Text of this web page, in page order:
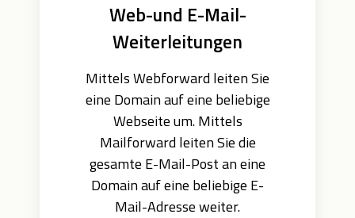
Web-und E-Mail-
Weiterleitungen
Mittels Webforward leiten Sie
eine Domain auf eine beliebige
Webseite um. Mittels
Mailforward leiten Sie die
gesamte E-Mail-Post an eine
Domain auf eine beliebige E-
Mail-Adresse weiter.